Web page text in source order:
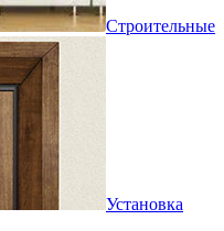
Строительные
Установка